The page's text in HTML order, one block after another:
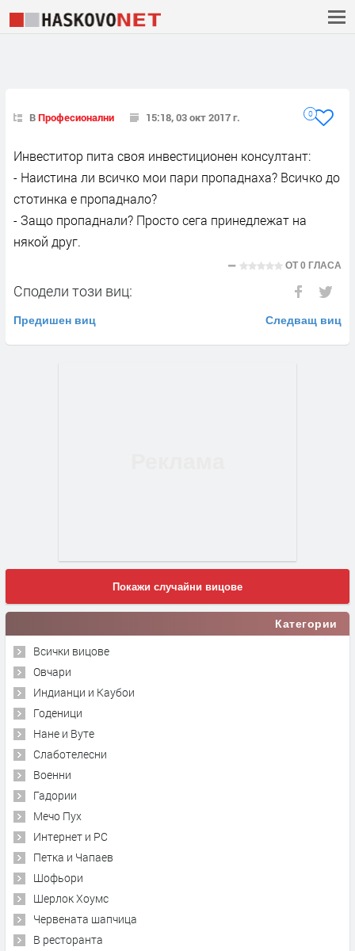
ВПрофесионални 15:18, 03 окт 2017 г. 0
Инвеститор пита своя инвестиционен консултант:
- Наистина ли всичко мои пари пропаднаха? Всичко до
стотинка е пропаднало?
- Защо пропаднали? Просто сега принедлежат на
някой друг.
ОТ0 ГЛАСА
Сподели този виц:
Предишен виц Следващ виц
Покажи случайни вицове
Категории
Всички вицове
Овчари
Индианци и Каубои
Годеници
Нане и Вуте
Слаботелесни
Военни
Гадории
Мечо Пух
Интернет и PC
Петка и Чапаев
Шофьори
Шерлок Хоумс
Червената шапчица
В ресторанта